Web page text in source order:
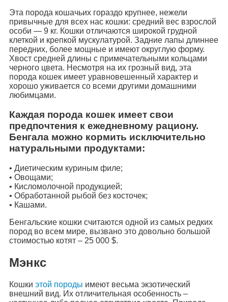
Эта порода кошачьих гораздо крупнее, нежели
привычные для всех нас кошки: средний вес взрослой
особи — 9 кг. Кошки отличаются широкой грудной
клеткой и крепкой мускулатурой. Задние лапы длиннее
передних, более мощные и имеют округлую форму.
Хвост средней длины с примечательными кольцами
черного цвета. Несмотря на их грозный вид, эта
порода кошек имеет уравновешенный характер и
хорошо уживается со всеми другими домашними
любимцами.
Каждая порода кошек имеет свои
предпочтения к ежедневному рациону.
Бенгала можно кормить исключительно
натуральными продуктами:
• Диетическим куриным филе;
• Овощами;
• Кисломолочной продукцией;
• Обработанной рыбой без косточек;
• Кашами.
Бенгальские кошки считаются одной из самых редких
пород во всем мире, вызвано это довольно большой
стоимостью котят – 25 000 $.
Мэнкс
Кошки этой породы имеют весьма экзотический
внешний вид. Их отличительная особенность –